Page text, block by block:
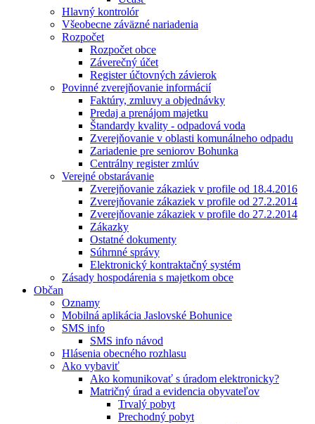
Hlavný kontrolór
Všeobecne záväzné nariadenia
Rozpočet
Rozpočet obce
Záverečný účet
Register účtovných závierok
Povinné zverejňovanie informácií
Faktúry, zmluvy a objednávky
Predaj a prenájom majetku
Štandardy kvality - odpadová voda
Zverejňovanie v oblasti komunálneho odpadu
Zariadenie pre seniorov Bohunka
Centrálny register zmlúv
Verejné obstarávanie
Zverejňovanie zákaziek v profile od 18.4.2016
Zverejňovanie zákaziek v profile od 27.2.2014
Zverejňovanie zákaziek v profile do 27.2.2014
Zákazky
Ostatné dokumenty
Súhrnné správy
Elektronický kontraktačný systém
Zásady hospodárenia s majetkom obce
Občan
Oznamy
Mobilná aplikácia Jaslovské Bohunice
SMS info
SMS info návod
Hlásenia obecného rozhlasu
Ako vybaviť
Ako komunikovať s úradom elektronicky?
Matričný úrad a evidencia obyvateľov
Trvalý pobyt
Prechodný pobyt